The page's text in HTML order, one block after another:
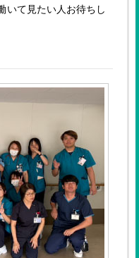
いて見たい人お待ちし